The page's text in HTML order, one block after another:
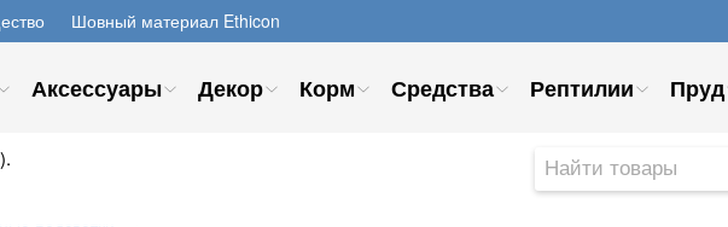
Шовный материал Ethicon
Аксессуары Декор Корм Средства Рептилии Пруд